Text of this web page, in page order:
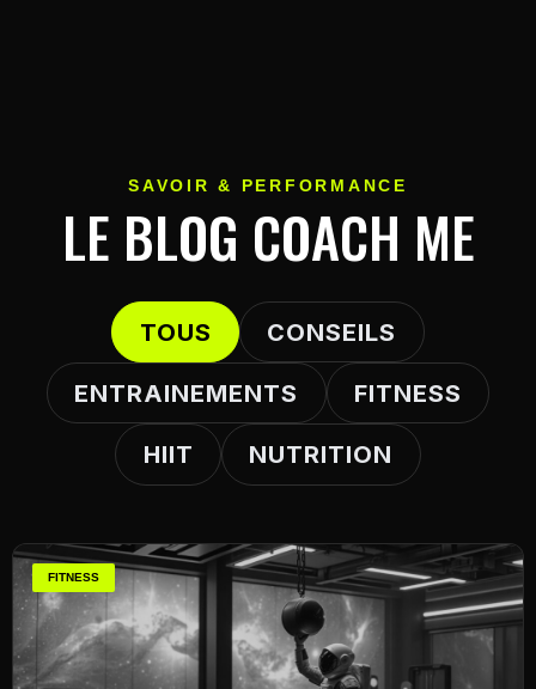
SAVOIR & PERFORMANCE
LE BLOG COACH ME
TOUS CONSEILS
ENTRAINEMENTS FITNESS
HIIT NUTRITION
FITNESS